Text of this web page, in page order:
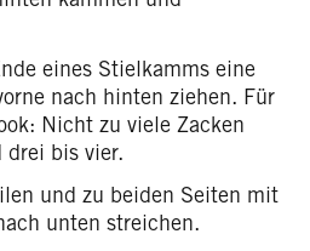
eines Stielkamms eine
nach hinten ziehen. Für
Nicht zu viele Zacken
drei bis vier.
und zu beiden Seiten mit
unten streichen.